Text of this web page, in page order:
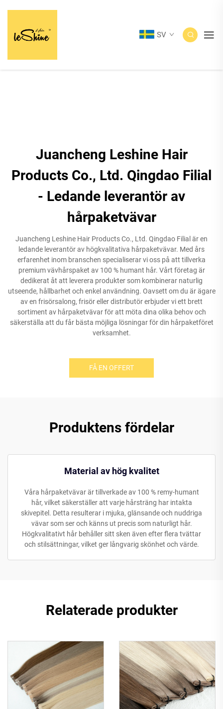
SV
Juancheng Leshine Hair
Products Co., Ltd. Qingdao Filial
- Ledande leverantör av
hårpaketvävar
Juancheng Leshine Hair Products Co., Ltd. Qingdao Filial är en
ledande leverantör av högkvalitativa hårpaketvävar. Med års
erfarenhet inom branschen specialiserar vi oss på att tillverka
premium vävhårspaket av 100 % humant hår. Vårt företag är
dedikerat åt att leverera produkter som kombinerar naturlig
utseende, hållbarhet och enkel användning. Oavsett om du är ägare
av en frisörsalong, frisör eller distributör erbjuder vi ett brett
sortiment av hårpaketvävar för att möta dina olika behov och
säkerställa att du får bästa möjliga lösningar för din hårpaketföret
verksamhet.
FÅ EN OFFERT
Produktens fördelar
Material av hög kvalitet
Våra hårpaketvävar är tillverkade av 100 % remy-humant
hår, vilket säkerställer att varje hårsträng har intakta
skivepitel. Detta resulterar i mjuka, glänsande och nuddriga
vävar som ser och känns ut precis som naturligt hår.
Högkvalitativt hår behåller sitt sken även efter flera tvättar
och stilsättningar, vilket ger långvarig skönhet och värde.
Relaterade produkter